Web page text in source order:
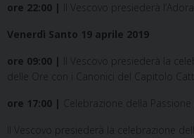
ore 22:00 |
Il Vescovo presiederà
Venerdì Santo 19 aprile 2019
ore 09:00 |
Il Vescovo presiederà la
delle Ore con i Canonici del Capitolo
ore 17:00 |
Celebrazione della Passione
Il Vescovo presiederà la celebrazione